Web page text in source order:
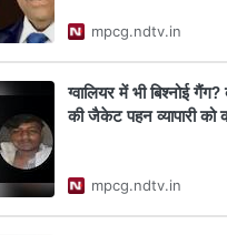
mpcg.ndtv.in
ग्वालियर में भी बिश्नोई
की जैकेट पहन व्यापारी
mpcg.ndtv.in